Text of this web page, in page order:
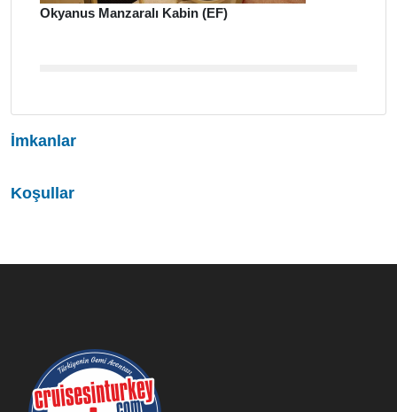
Okyanus Manzaralı Kabin (EF)
İmkanlar
Koşullar